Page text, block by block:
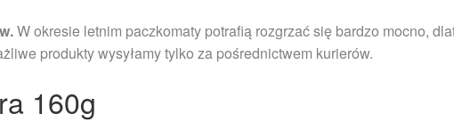
W okresie letnim paczkomaty potrafią rozgrzać się bardzo mocno,
produkty wysyłamy tylko za pośrednictwem kurierów.
160g